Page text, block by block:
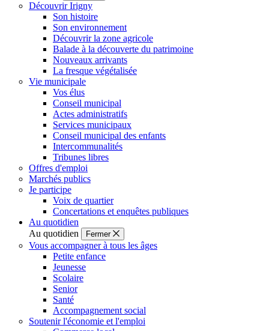
Découvrir Irigny
Son histoire
Son environnement
Découvrir la zone agricole
Balade à la découverte du patrimoine
Nouveaux arrivants
La fresque végétalisée
Vie municipale
Vos élus
Conseil municipal
Actes administratifs
Services municipaux
Conseil municipal des enfants
Intercommunalités
Tribunes libres
Offres d'emploi
Marchés publics
Je participe
Voix de quartier
Concertations et enquêtes publiques
Au quotidien
Au quotidien
Fermer
Vous accompagner à tous les âges
Petite enfance
Jeunesse
Scolaire
Senior
Santé
Accompagnement social
Soutenir l'économie et l'emploi